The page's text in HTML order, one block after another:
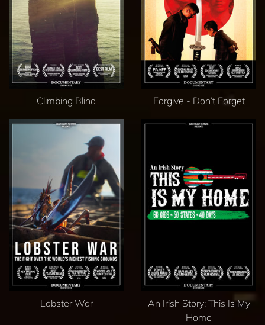
Climbing Blind Forgive - Don’t Forget
Lobster War
An Irish Story: This Is My
Home